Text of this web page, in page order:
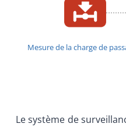
Mesure de la charge de
Le système de